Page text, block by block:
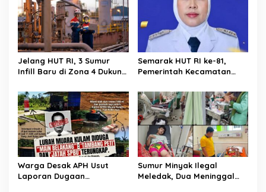
Jelang HUT RI, 3 Sumur
Infill Baru di Zona 4 Dukung
Semarak HUT RI ke-81,
Pemerintah Kecamatan
Lomba
Warga Desak APH Usut
Laporan Dugaan
Sumur Minyak Ilegal
Meledak, Dua Meninggal